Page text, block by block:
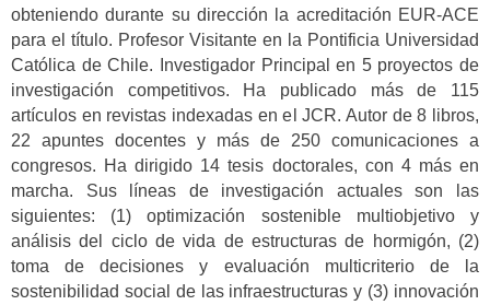
obteniendo durante su dirección la acreditación EUR-ACE
para el título. Profesor Visitante en la Pontificia Universidad
Católica de Chile. Investigador Principal en 5 proyectos de
investigación competitivos. Ha publicado más de 115
artículos en revistas indexadas en el JCR. Autor de 8 libros,
22 apuntes docentes y más de 250 comunicaciones a
congresos. Ha dirigido 14 tesis doctorales, con 4 más en
marcha. Sus líneas de investigación actuales son las
siguientes: (1) optimización sostenible multiobjetivo y
análisis del ciclo de vida de estructuras de hormigón, (2)
toma de decisiones y evaluación multicriterio de la
sostenibilidad social de las infraestructuras y (3) innovación